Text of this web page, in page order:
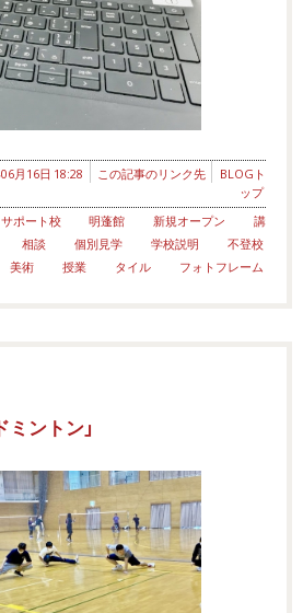
月16日 18:28 この記事のリンク先
BLOGト
ップ
サポート校 明蓬館 新規オープン
講
相談 個別見学 学校説明
不登校
美術 授業 タイル フォトフレーム
ントン」